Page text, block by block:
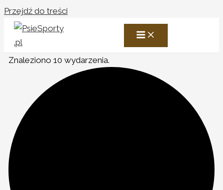
Przejdź do treści
Znaleziono 10 wydarzenia.